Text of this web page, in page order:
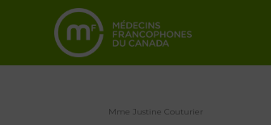
Mme Justine Couturier